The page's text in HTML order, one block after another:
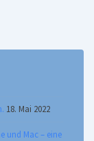
18. Mai 2022
und Mac – eine